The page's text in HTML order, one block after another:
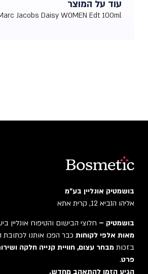
עוד על המוצר
Jacobs Daisy WOMEN Edt 100ml
בושמטיק אונליין בע"מ
אליהו הנביא 12, קרית אתא
בושמטיק – חלוצי הבישום והטיפוח אונליין
מאות אלפי לקוחות כבר הפכו אותנו
בזכות מבחר עצום, חוויית קנייה חלקה
פרט.
הגיע הזמן להתאהב מחדש.